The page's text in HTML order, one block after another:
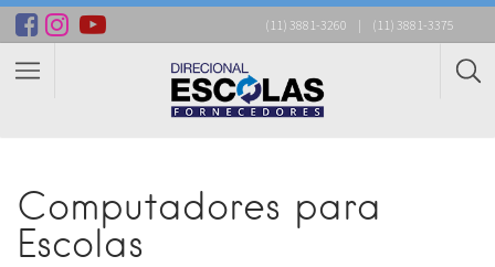
(11) 3881-3260 | (11) 3881-3375
Computadores para
Escolas